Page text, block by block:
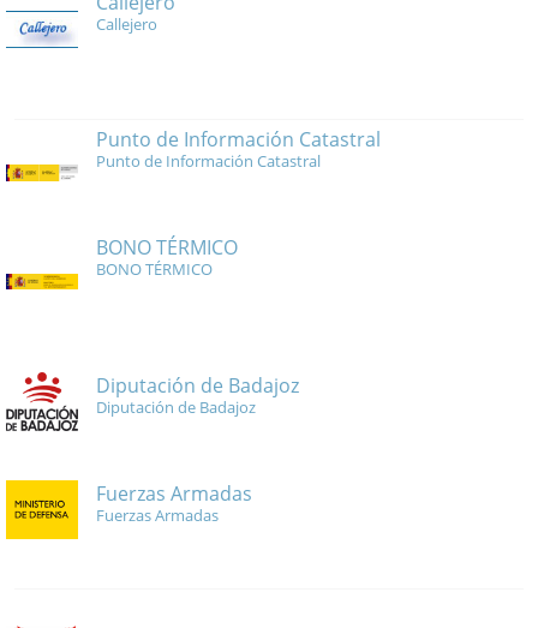
Callejero
Punto de Información Catastral
Punto de Información Catastral
BONO TÉRMICO
BONO TÉRMICO
Diputación de Badajoz
Diputación de Badajoz
Fuerzas Armadas
Fuerzas Armadas